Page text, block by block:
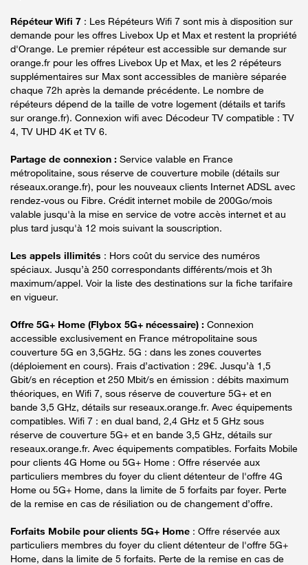
Répéteur Wifi 7 : Les Répéteurs Wifi 7 sont mis à disposition sur
demande pour les offres Livebox Up et Max et restent la propriété
d'Orange. Le premier répéteur est accessible sur demande sur
orange.fr pour les offres Livebox Up et Max, et les 2 répéteurs
supplémentaires sur Max sont accessibles de manière séparée
chaque 72h après la demande précédente. Le nombre de
répéteurs dépend de la taille de votre logement (détails et tarifs
sur orange.fr). Connexion wifi avec Décodeur TV compatible : TV
4, TV UHD 4K et TV 6.
Partage de connexion : Service valable en France
métropolitaine, sous réserve de couverture mobile (détails sur
réseaux.orange.fr), pour les nouveaux clients Internet ADSL avec
rendez-vous ou Fibre. Crédit internet mobile de 200Go/mois
valable jusqu'à la mise en service de votre accès internet et au
plus tard jusqu'à 12 mois suivant la souscription.
Les appels illimités : Hors coût du service des numéros
spéciaux. Jusqu’à 250 correspondants différents/mois et 3h
maximum/appel. Voir la liste des destinations sur la fiche tarifaire
en vigueur.
Offre 5G+ Home (Flybox 5G+ nécessaire) : Connexion
accessible exclusivement en France métropolitaine sous
couverture 5G en 3,5GHz. 5G : dans les zones couvertes
(déploiement en cours). Frais d’activation : 29€. Jusqu’à 1,5
Gbit/s en réception et 250 Mbit/s en émission : débits maximum
théoriques, en Wifi 7, sous réserve de couverture 5G+ et en
bande 3,5 GHz, détails sur reseaux.orange.fr. Avec équipements
compatibles. Wifi 7 : en dual band, 2,4 GHz et 5 GHz sous
réserve de couverture 5G+ et en bande 3,5 GHz, détails sur
reseaux.orange.fr. Avec équipements compatibles. Forfaits Mobile
pour clients 4G Home ou 5G+ Home : Offre réservée aux
particuliers membres du foyer du client détenteur de l'offre 4G
Home ou 5G+ Home, dans la limite de 5 forfaits par foyer. Perte
de la remise en cas de résiliation ou de changement d’offre.
Forfaits Mobile pour clients 5G+ Home : Offre réservée aux
particuliers membres du foyer du client détenteur de l'offre 5G+
Home, dans la limite de 5 forfaits. Perte de la remise en cas de